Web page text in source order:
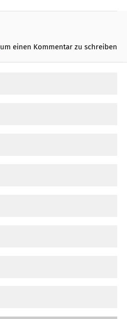
um einen Kommentar zu schreiben